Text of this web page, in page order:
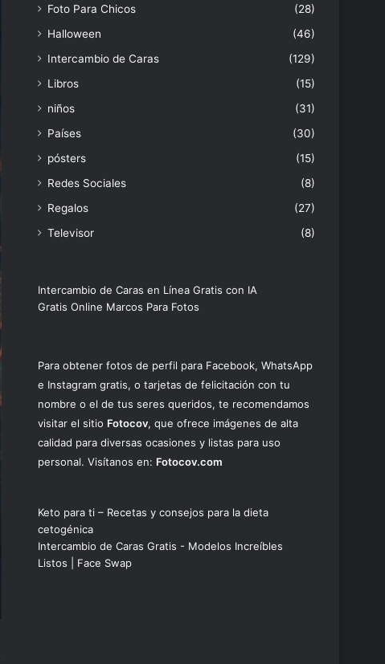
Foto Para Chicos
(28)
Halloween
(46)
Intercambio de Caras
(129)
Libros
(15)
niños
(31)
Países
(30)
pósters
(15)
Redes Sociales
(8)
Regalos
(27)
Televisor
(8)
Intercambio de Caras en Línea Gratis con IA
Gratis Online Marcos Para Fotos
Para obtener fotos de perfil para Facebook, WhatsApp
e Instagram gratis, o tarjetas de felicitación con tu
nombre o el de tus seres queridos, te recomendamos
visitar el sitio Fotocov, que ofrece imágenes de alta
calidad para diversas ocasiones y listas para uso
personal. Visítanos en: Fotocov.com
Keto para ti – Recetas y consejos para la dieta
cetogénica
Intercambio de Caras Gratis - Modelos Increíbles
Listos | Face Swap